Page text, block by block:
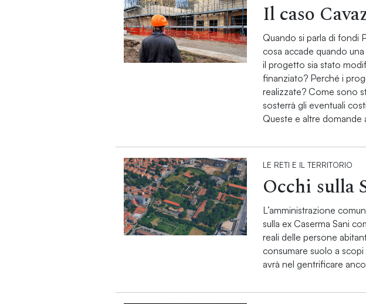
Il caso
Quando si parla di fondi
cosa accade quando
il progetto sia stato
finanziato? Perché i
realizzate? Come sono
sosterrà gli eventuali
Queste e altre
LE RETI E IL TERRITORIO
Occhi sulla
L’amministrazione
sulla ex Caserma Sani
reali delle persone
consumare suolo a
avrà nel gentrificare